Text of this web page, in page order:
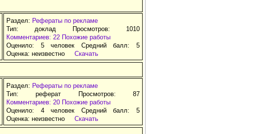
Раздел: Рефераты по рекламе
Тип: доклад Просмотров: 1010
Комментариев: 22 Похожие работы
Оценило: 5 человек Средний балл: 5
Оценка: неизвестно Скачать
Раздел: Рефераты по рекламе
Тип: реферат Просмотров: 87
Комментариев: 20 Похожие работы
Оценило: 4 человек Средний балл: 5
Оценка: неизвестно Скачать